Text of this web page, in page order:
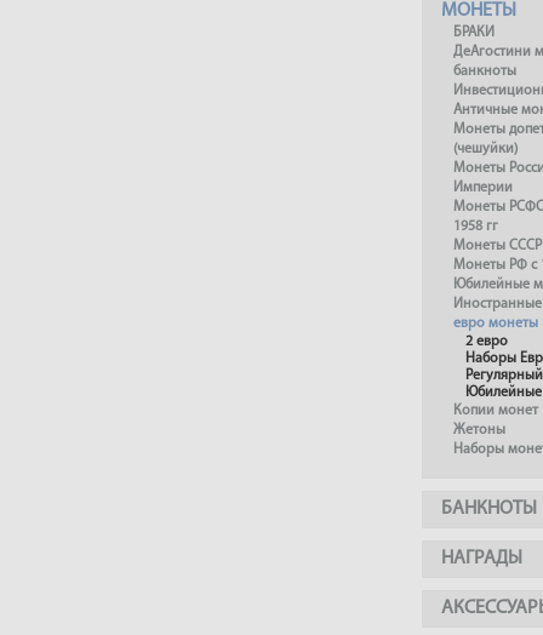
МОНЕТЫ
БРАКИ
ДеАгостини
банкноты
Античные
Монеты
(чешуйки)
Монеты
Империи
Монеты
1958 гг
Монеты СССР
Монеты РФ с
Юбилейные
евро монеты
2 евро
Наборы
Юбилейные
Копии монет
Жетоны
Наборы
БАНКНОТЫ
НАГРАДЫ